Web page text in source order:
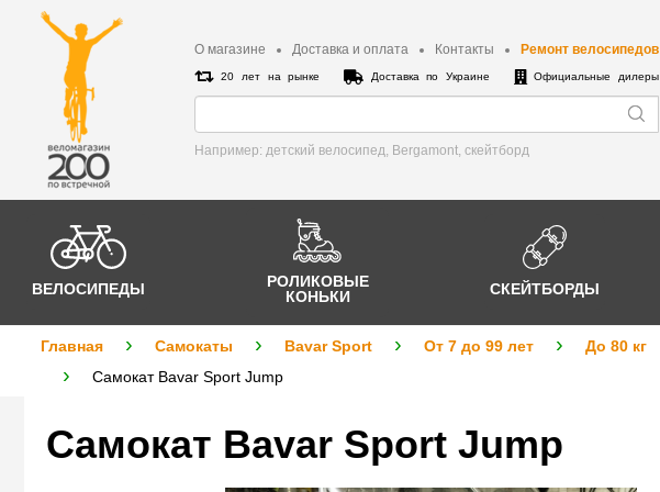
О магазине Доставка и оплата Контакты Ремонт велосипедов
20 лет на рынке Доставка по Украине Официальные дилеры
Например: детский велосипед, Bergamont, cкейтборд
ВЕЛОСИПЕДЫ
РОЛИКОВЫЕ
КОНЬКИ
СКЕЙТБОРДЫ
Главная Самокаты Bavar Sport От 7 до 99 лет До 80 кг
Самокат Bavar Sport Jump
Самокат Bavar Sport Jump